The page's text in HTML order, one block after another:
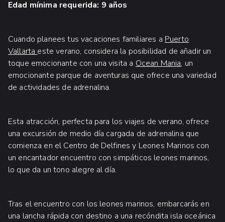
Edad mínima requerida: 9 años
Cuando planees tus vacaciones familiares a Puerto
Vallarta este verano, considera la posibilidad de añadir un
toque emocionante con una visita a Ocean Mania, un
emocionante parque de aventuras que ofrece una variedad
de actividades de adrenalina.
Esta atracción, perfecta para los viajes de verano, ofrece
una excursión de medio día cargada de adrenalina que
comienza en el Centro de Delfines y Leones Marinos con
un encantador encuentro con simpáticos leones marinos,
lo que da un tono alegre al día.
Tras el encuentro con los leones marinos, embarcarás en
una lancha rápida con destino a una recóndita isla oceánica